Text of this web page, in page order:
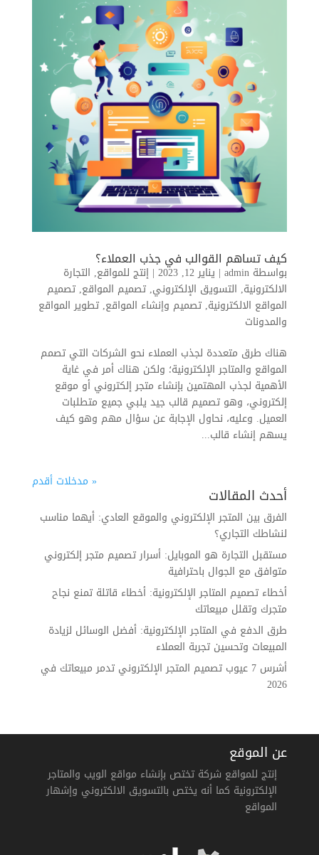
كيف تساهم القوالب في جذب العملاء؟
بواسطة admin
| يناير 12, 2023 | إنتج للمواقع, التجارة
الالكترونية, التسويق الإلكتروني,تصميم المواقع,تصميم
المواقع الالكترونية,تصميم وإنشاء المواقع,تطوير المواقع
والمدونات
هناك طرق متعددة لجذب العملاء نحو الشركات التي تصمم
المواقع والمتاجر الإلكترونية؛ ولكن هناك أمر في غاية
الأهمية لجذب المهتمين بإنشاء متجر إلكتروني أو موقع
إلكتروني، وهو تصميم قالب جيد يلبي جميع متطلبات
العميل. وعليه، نحاول الإجابة عن سؤال مهم وهو كيف
يسهم إنشاء قالب...
« مدخلات أقدم
أحدث المقالات
الفرق بين المتجر الإلكتروني والموقع العادي: أيهما مناسب
لنشاطك التجاري؟
مستقبل التجارة هو الموبايل: أسرار تصميم متجر إلكتروني
متوافق مع الجوال باحترافية
أخطاء تصميم المتاجر الإلكترونية: أخطاء قاتلة تمنع نجاح
متجرك وتقلل مبيعاتك
طرق الدفع في المتاجر الإلكترونية: أفضل الوسائل لزيادة
المبيعات وتحسين تجربة العملاء
أشرس 7 عيوب تصميم المتجر الإلكتروني تدمر مبيعاتك في
2026
عن الموقع
إنتج للمواقع شركة تختص بإنشاء مواقع الويب والمتاجر
الإلكترونية كما أنه يختص بالتسويق الالكتروني وإشهار
المواقع